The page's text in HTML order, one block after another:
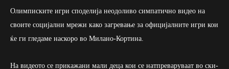
Олимписките игри споделија неодоливо симпатично видео на
своите социјални мрежи како загревање за официјалните игри кои
ќе ги гледаме наскоро во Милано-Кортина.
На видеото се прикажани мали деца кои се натпреваруваат во ски-